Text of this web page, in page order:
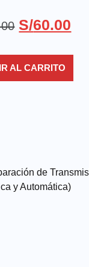
S/60.00
AL CARRITO